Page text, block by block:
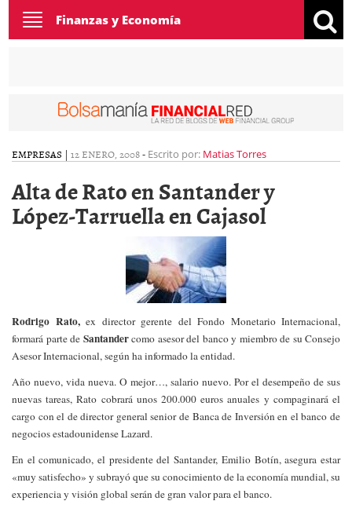
Toggle
navigation
Finanzas y Economía
EMPRESAS | 12 ENERO, 2008- Escrito por: Matias Torres
Alta de Rato en Santander y
López-Tarruella en Cajasol
Rodrigo Rato,ex director gerente del Fondo Monetario Internacional,
formará parte de Santandercomo asesor del banco y miembro de su Consejo
Asesor Internacional, según ha informado la entidad.
Año nuevo, vida nueva. O mejor…, salario nuevo. Por el desempeño de sus
nuevas tareas, Rato cobrará unos 200.000 euros anuales y compaginará el
cargo con el de director general senior de Banca de Inversión en el banco de
negocios estadounidense Lazard.
En el comunicado, el presidente del Santander, Emilio Botín, asegura estar
«muy satisfecho» y subrayó que su conocimiento de la economía mundial, su
experiencia y visión global serán de gran valor para el banco.